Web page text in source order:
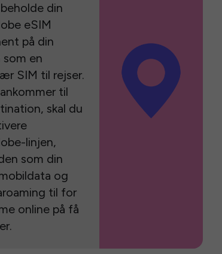
din
eSIM
på din
en
SIM til rejser.
til
skal du
linjen,
som din
og
til for
online på få